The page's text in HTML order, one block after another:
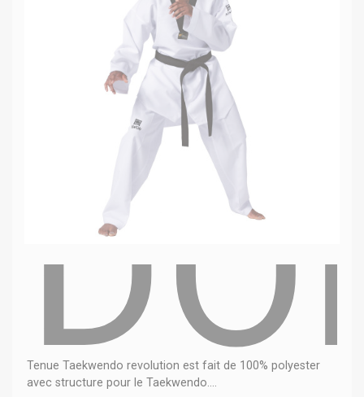
Tenue Taekwendo revolution est fait de 100% polyester
avec structure pour le Taekwendo....